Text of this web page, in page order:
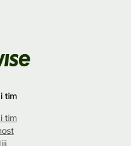
tim
tim